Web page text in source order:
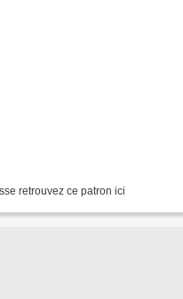
retrouvez ce patron ici